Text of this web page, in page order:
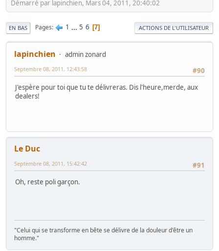
Démarré par lapinchien, Mars 04, 2011, 20:40:02
EN BAS Pages 1 ... 5 6 7 ACTIONS DE L'UTILISATEUR
lapinchien
admin zonard
#90
Septembre 08, 2011, 12:43:58
J'espère pour toi que tu te délivreras. Dis l'heure,merde, aux
dealers!
Le Duc
#91
Septembre 08, 2011, 15:42:42
Oh, reste poli garçon.
"Celui qui se transforme en bête se délivre de la douleur d'être un
homme."